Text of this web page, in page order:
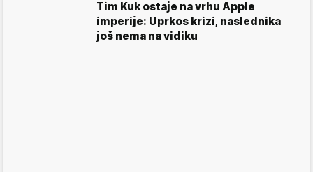
Tim Kuk ostaje na vrhu Apple
imperije: Uprkos krizi, naslednika
još nema na vidiku